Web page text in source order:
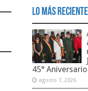
Lo Más Reciente
45°
agosto 7, 2026